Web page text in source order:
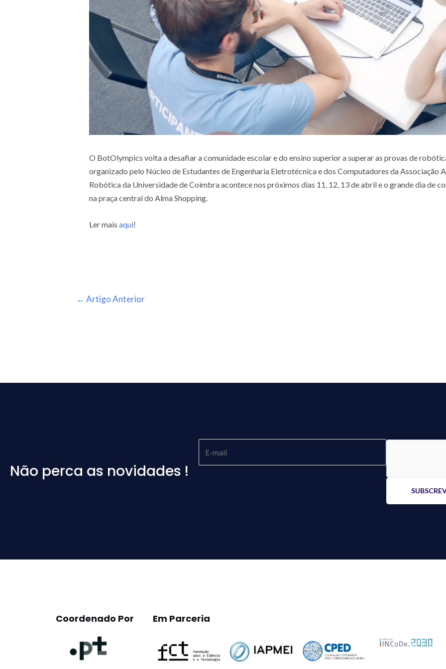
O BotOlympics volta a desafiar a comunidade escolar e do ensino superior a superar as provas de
organizado pelo Núcleo de Estudantes de Engenharia Eletrotécnica e dos Computadores da Associação
Robótica da Universidade de Coimbra acontece nos próximos dias 11, 12, 13 de abril e o grande dia de
na praça central do Alma Shopping.
Ler mais aqui!
← Artigo Anterior
Não perca as novidades !
Coordenado Por Em Parceria